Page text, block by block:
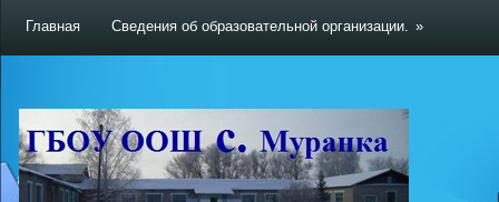
Главная Сведения об образовательной организации. »